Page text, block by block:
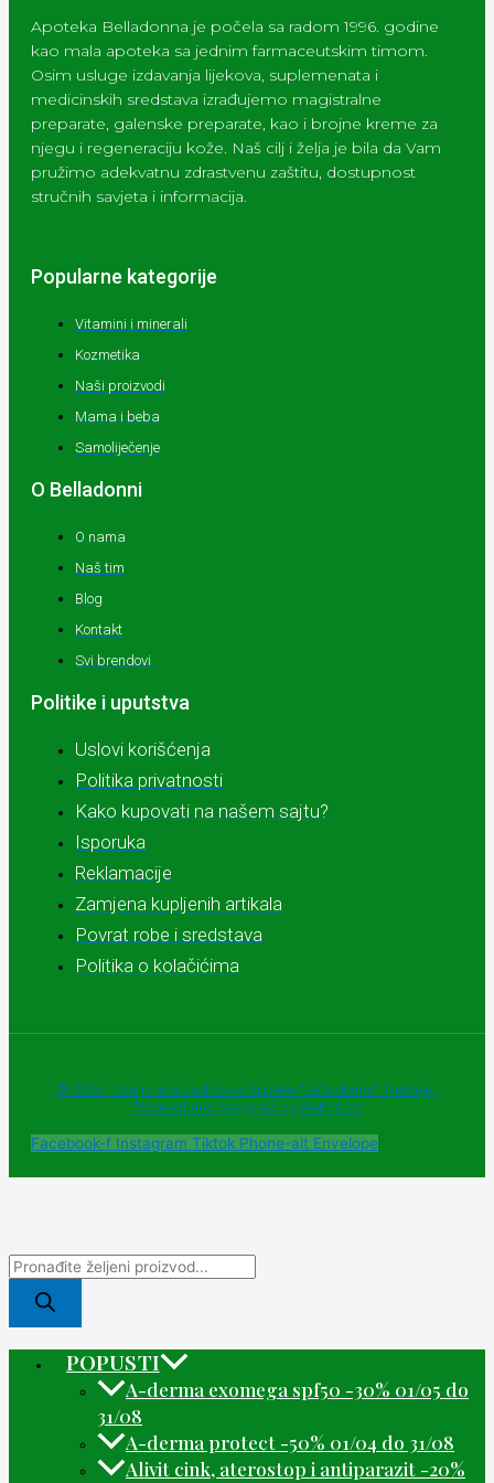
Apoteka Belladonna je počela sa radom 1996. godine
kao mala apoteka sa jednim farmaceutskim timom.
Osim usluge izdavanja lijekova, suplemenata i
medicinskih sredstava izrađujemo magistralne
preparate, galenske preparate, kao i brojne kreme za
njegu i regeneraciju kože. Naš cilj i želja je bila da Vam
pružimo adekvatnu zdrastvenu zaštitu, dostupnost
stručnih savjeta i informacija.
Popularne kategorije
Vitamini i minerali
Kozmetika
Naši proizvodi
Mama i beba
Samoliječenje
O Belladonni
O nama
Naš tim
Blog
Kontakt
Svi brendovi
Politike i uputstva
Uslovi korišćenja
Politika privatnosti
Kako kupovati na našem sajtu?
Isporuka
Reklamacije
Zamjena kupljenih artikala
Povrat robe i sredstava
Politika o kolačićima
© 2025 - Sva prava zadržava Apoteke "Belladonna" Trebinje |
Powered and designed by Webherzz
Facebook-f Instagram Tiktok Phone-alt Envelope
POPUSTI
A-derma exomega spf50 -30% 01/05 do
31/08
A-derma protect -50% 01/04 do 31/08
Alivit cink, aterostop i antiparazit -20%